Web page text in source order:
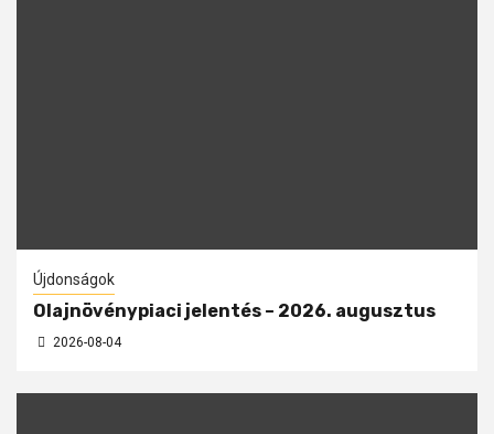
Újdonságok
Olajnövénypiaci jelentés – 2026. augusztus
2026-08-04